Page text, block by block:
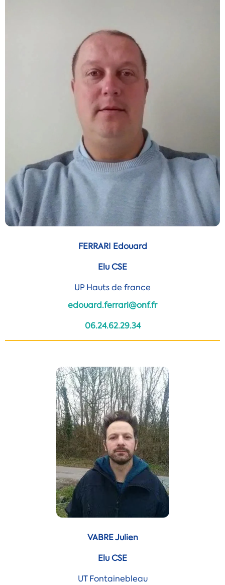
FERRARI Edouard
Elu CSE
UP Hauts de france
edouard.ferrari@onf.fr
06.24.62.29.34
VABRE Julien
Elu CSE
UT Fontainebleau